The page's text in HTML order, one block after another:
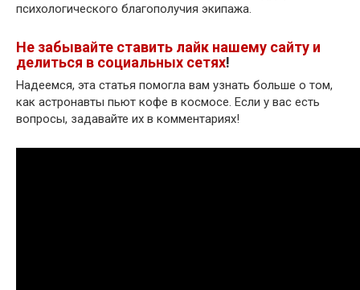
психологического благополучия экипажа.
Не забывайте ставить лайк нашему сайту и
делиться в социальных сетях!
Надеемся, эта статья помогла вам узнать больше о том,
как астронавты пьют кофе в космосе. Если у вас есть
вопросы, задавайте их в комментариях!